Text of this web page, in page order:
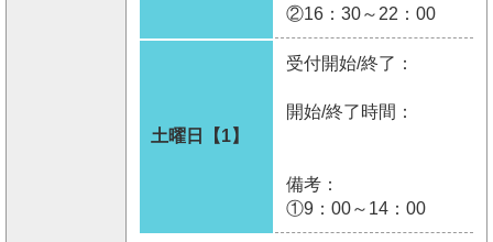
②16：30～22：00
土曜日【1】
受付開始/終了：
開始/終了時間：
備考：
①9：00～14：00